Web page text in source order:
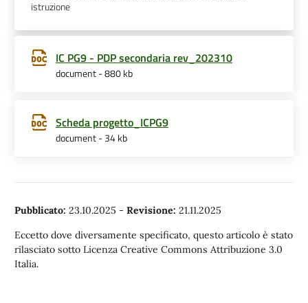
istruzione
IC PG9 - PDP secondaria rev_202310
document - 880 kb
Scheda progetto_ICPG9
document - 34 kb
Pubblicato: 23.10.2025 - Revisione: 21.11.2025
Eccetto dove diversamente specificato, questo articolo è stato
rilasciato sotto Licenza Creative Commons Attribuzione 3.0
Italia.